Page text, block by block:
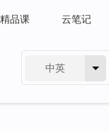
品课 云笔记
中英